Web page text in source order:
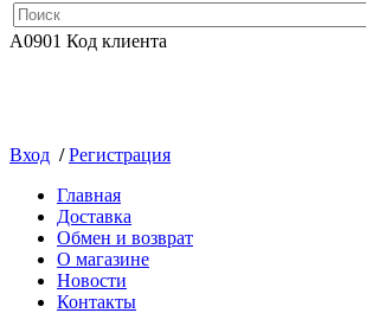
A0901 Код клиента
Вход / Регистрация
Главная
Доставка
Обмен и возврат
О магазине
Новости
Контакты